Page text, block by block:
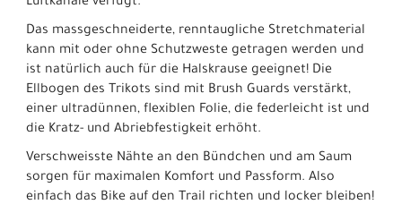
Das massgeschneiderte, renntaugliche Stretchmaterial
kann mit oder ohne Schutzweste getragen werden und
ist natürlich auch für die Halskrause geeignet! Die
Ellbogen des Trikots sind mit Brush Guards verstärkt,
einer ultradünnen, flexiblen Folie, die federleicht ist und
die Kratz- und Abriebfestigkeit erhöht.
Verschweisste Nähte an den Bündchen und am Saum
sorgen für maximalen Komfort und Passform. Also
einfach das Bike auf den Trail richten und locker bleiben!